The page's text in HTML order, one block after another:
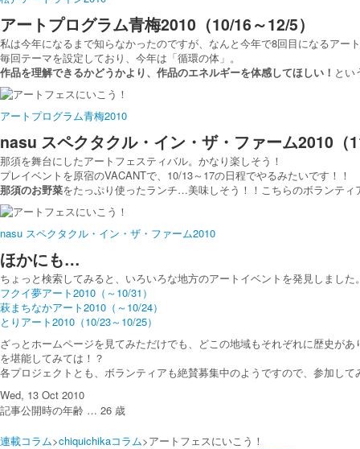
アートプログラム青梅2010（10/16～12/5）
私は今年になるまで知らなかったのですが、なんと今年で8回目になるアー
毎回テーマを設定しており、今年は「循環の体」。
作品を理解できるかどうかより、作品のエネルギーを体感してほしい！ とい
アートプログラム青梅2010
nasu スペクタクル・イン・ザ・ファーム2010（
那須を舞台にしたアートフェスティバル。かなり楽しそう！
プレイベントを原宿のVACANTで、10/13～17の日程でやるみたいです！！
那須のお野菜をたっぷり使ったランチ…美味しそう！！こちらのボランティ
nasu スペクタクル・イン・ザ・ファーム2010
ほかにも…
ちょっと検索してみると、いろいろな地方のアートイベントを発見しまし
フクイ夢アート2010（～10/31）
萩まちなかアート2010（～10/24）
とりアート2010（10/23～10/25）
ざっとホームページを見てみただけでも、どこの地域もそれぞれに歴史が
を堪能してみては！？
各プロジェクトとも、ボランティアも絶賛募集中のようですので、参加し
Wed, 13 Oct 2010
記事公開時の年齢 … 26 歳
連載コラム>chiquichikaコラム>アートフェスにいこう！